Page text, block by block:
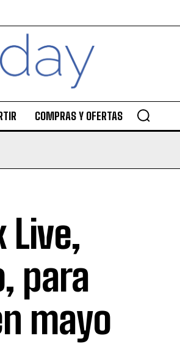
COMPRAS Y OFERTAS
Live,
para
mayo